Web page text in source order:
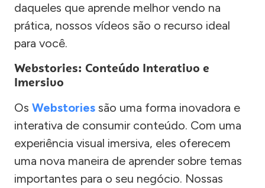
daqueles que aprende melhor vendo na
prática, nossos vídeos são o recurso ideal
para você.
Webstories: Conteúdo Interativo e
Imersivo
Os Webstories são uma forma inovadora e
interativa de consumir conteúdo. Com uma
experiência visual imersiva, eles oferecem
uma nova maneira de aprender sobre temas
importantes para o seu negócio. Nossas